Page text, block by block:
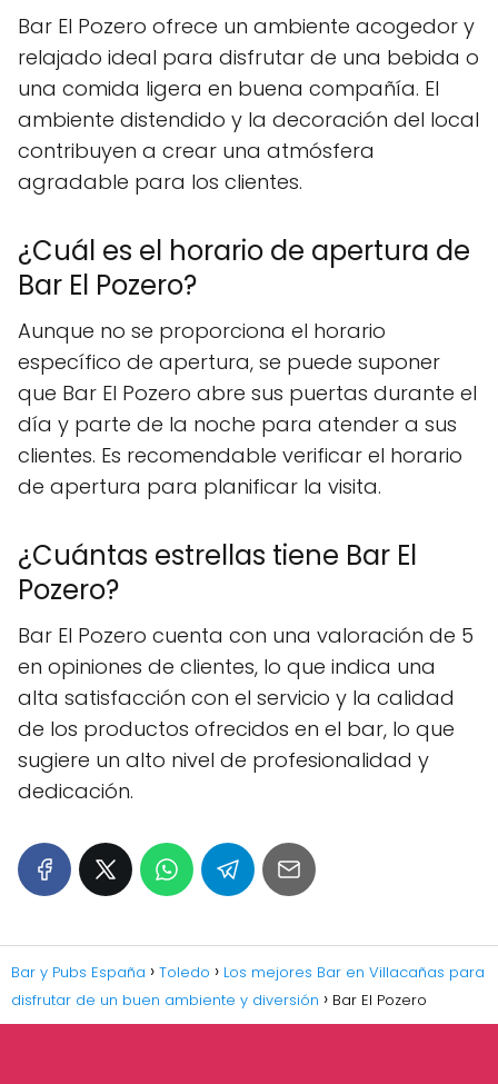
Bar El Pozero ofrece un ambiente acogedor y
relajado ideal para disfrutar de una bebida o
una comida ligera en buena compañía. El
ambiente distendido y la decoración del local
contribuyen a crear una atmósfera
agradable para los clientes.
¿Cuál es el horario de apertura de
Bar El Pozero?
Aunque no se proporciona el horario
específico de apertura, se puede suponer
que Bar El Pozero abre sus puertas durante el
día y parte de la noche para atender a sus
clientes. Es recomendable verificar el horario
de apertura para planificar la visita.
¿Cuántas estrellas tiene Bar El
Pozero?
Bar El Pozero cuenta con una valoración de 5
en opiniones de clientes, lo que indica una
alta satisfacción con el servicio y la calidad
de los productos ofrecidos en el bar, lo que
sugiere un alto nivel de profesionalidad y
dedicación.
Bar y Pubs España Toledo
Los mejores Bar en Villacañas para
disfrutar de un buen ambiente y diversión
Bar El Pozero